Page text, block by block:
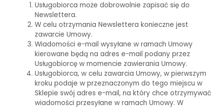
Usługobiorca może dobrowolnie zapisać się do
Newslettera.
W celu otrzymania Newslettera konieczne jest
zawarcie Umowy.
Wiadomości e-mail wysyłane w ramach Umowy
kierowane będą na adres e-mail podany przez
Usługobiorcę w momencie zawierania Umowy.
Usługobiorca, w celu zawarcia Umowy, w pierwszym
kroku podaje w przeznaczonym do tego miejscu w
Sklepie swój adres e-mail, na który chce otrzymywać
wiadomości przesyłane w ramach Umowy. W